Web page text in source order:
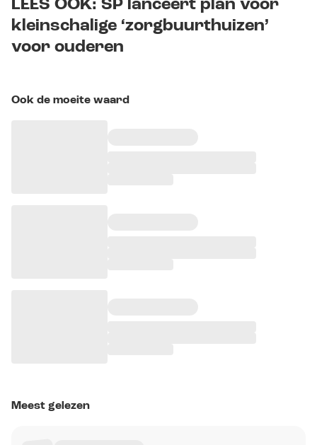
LEES OOK: SP lanceert plan voor
kleinschalige ‘zorgbuurthuizen’
voor ouderen
Ook de moeite waard
Meest gelezen